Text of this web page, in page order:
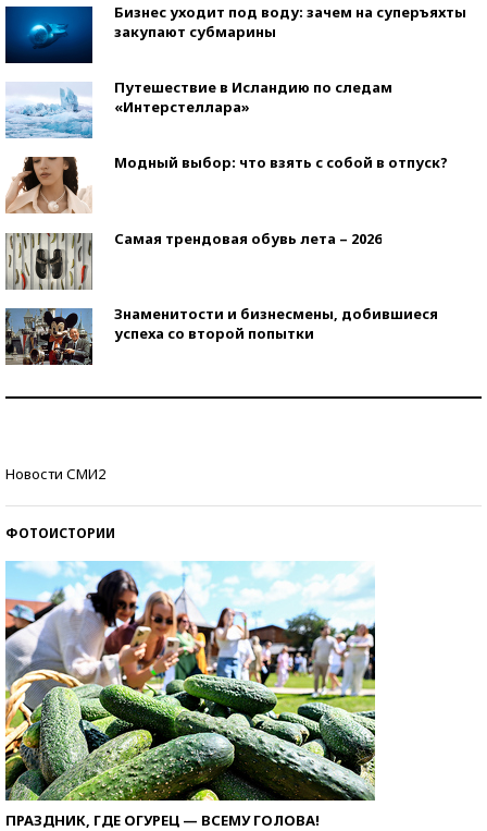
Бизнес уходит под воду: зачем на суперъяхты
закупают субмарины
Путешествие в Исландию по следам
«Интерстеллара»
Модный выбор: что взять с собой в отпуск?
Самая трендовая обувь лета – 2026
Знаменитости и бизнесмены, добившиеся
успеха со второй попытки
Новости СМИ2
ФОТОИСТОРИИ
ПРАЗДНИК, ГДЕ ОГУРЕЦ — ВСЕМУ ГОЛОВА!